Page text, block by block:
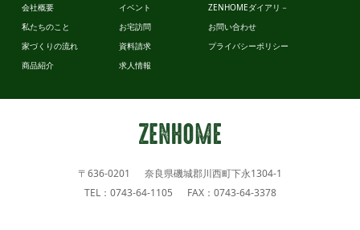
ビュッフェ
スタイル
スタイル
会社概要
私たちのこと
家づくりの流れ
商品紹介
イベント
お宅訪問
資料請求
求人情報
ZENHOMEダイアリ－
お問い合わせ
プライバシーポリシー
〒636-0201 奈良県磯城郡川西町下永1304-1
TEL：0743-64-1105 FAX：0743-64-3378